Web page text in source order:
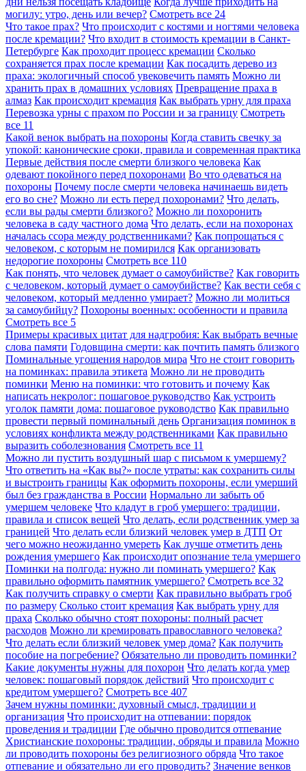
могилу: утро, день или вечер? Смотреть все 24
Что такое прах? Что происходит с костями и ногтями человека
после кремации? Что входит в стоимость кремации в Санкт-
Петербурге Как проходит процесс кремации Сколько
сохраняется прах после кремации Как посадить дерево из
праха: экологичный способ увековечить память Можно ли
хранить прах в домашних условиях Превращение праха в
алмаз Как происходит кремация Как выбрать урну для праха
Перевозка урны с прахом по России и за границу Смотреть
все 11
Какой венок выбрать на похороны Когда ставить свечку за
упокой: канонические сроки, правила и современная практика
Первые действия после смерти близкого человека Как
одевают покойного перед похоронами Во что одеваться на
похороны Почему после смерти человека начинаешь видеть
его во сне? Можно ли есть перед похоронами? Что делать,
если вы рады смерти близкого? Можно ли похоронить
человека в саду частного дома Что делать, если на похоронах
началась ссора между родственниками? Как попрощаться с
человеком, с которым не помирился Как организовать
недорогие похороны Смотреть все 110
Как понять, что человек думает о самоубийстве? Как говорить
с человеком, который думает о самоубийстве? Как вести себя с
человеком, который медленно умирает? Можно ли молиться
за самоубийцу? Похороны военных: особенности и правила
Смотреть все 5
Примеры красивых цитат для надгробия: Как выбрать вечные
слова памяти Годовщина смерти: как почтить память близкого
Поминальные угощения народов мира Что не стоит говорить
на поминках: правила этикета Можно ли не проводить
поминки Меню на поминки: что готовить и почему Как
написать некролог: пошаговое руководство Как устроить
уголок памяти дома: пошаговое руководство Как правильно
провести первый поминальный день Организация поминок в
условиях конфликта между родственниками Как правильно
выразить соболезнования Смотреть все 11
Можно ли пустить воздушный шар с письмом к умершему?
Что ответить на «Как вы?» после утраты: как сохранить силы
и выстроить границы Как оформить похороны, если умерший
был без гражданства в России Нормально ли забыть об
умершем человеке Что кладут в гроб умершего: традиции,
правила и список вещей Что делать, если родственник умер за
границей Что делать если близкий человек умер в ДТП От
чего можно неожиданно умереть Как лучше отметить день
рождения умершего Как происходит опознание тела умершего
Поминки на полгода: нужно ли поминать умершего? Как
правильно оформить памятник умершего? Смотреть все 32
Как получить справку о смерти Как правильно выбрать гроб
по размеру Сколько стоит кремация Как выбрать урну для
праха Сколько обычно стоят похороны: полный расчет
расходов Можно ли кремировать православного человека?
Что делать если близкий человек умер дома? Как получить
пособие на погребение? Обязательно ли проводить поминки?
Какие документы нужны для похорон Что делать когда умер
человек: пошаговый порядок действий Что происходит с
кредитом умершего? Смотреть все 407
Зачем нужны поминки: духовный смысл, традиции и
организация Что происходит на отпевании: порядок
проведения и традиции Где обычно проводится отпевание
Христианские похороны: традиции, обряды и правила Можно
ли проводить похороны без религиозного обряда Что такое
отпевание и обязательно ли его проводить? Значение венков